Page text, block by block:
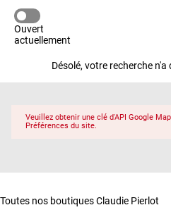
Ouvert
actuellement
Désolé, votre recherche
Veuillez obtenir une clé d'API Google
Préférences du site.
Toutes nos boutiques Claudie Pierlot